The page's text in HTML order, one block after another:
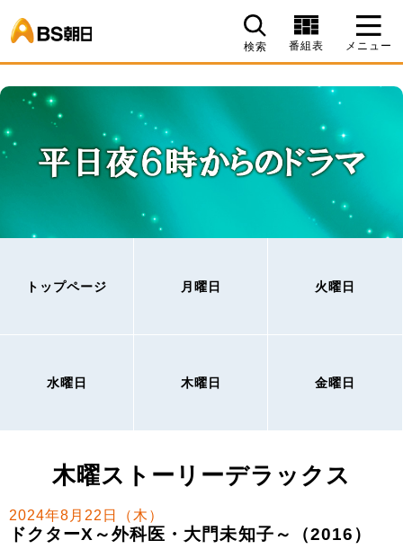
検索 番組表 メニュー
トップページ 月曜日 火曜日
水曜日 木曜日 金曜日
木曜ストーリーデラックス
2024年8月22日（木）
ドクターX～外科医・大門未知子～（2016）